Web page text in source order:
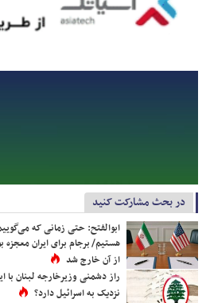
در بحث مشارکت کنید
ابوالفتح: حتی زمانی که
هستیم/ برجام برای ایران معجزه
از آن خارج شد
راز دشمنی وزیرخارجه لبنان
نزدیک به اسرائیل دارد؟